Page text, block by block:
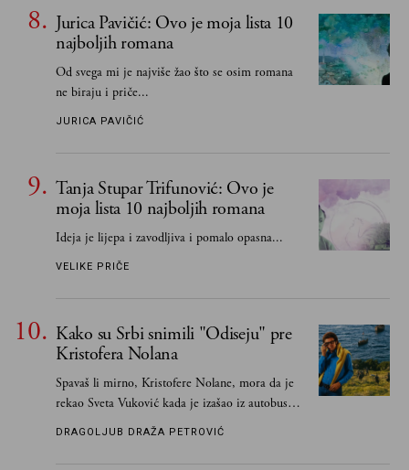
Jurica Pavičić: Ovo je moja lista 10
najboljih romana
Od svega mi je najviše žao što se osim romana
ne biraju i priče...
JURICA PAVIČIĆ
Tanja Stupar Trifunović: Ovo je
moja lista 10 najboljih romana
Ideja je lijepa i zavodljiva i pomalo opasna...
VELIKE PRIČE
Kako su Srbi snimili "Odiseju" pre
Kristofera Nolana
Spavaš li mirno, Kristofere Nolane, mora da je
rekao Sveta Vuković kada je izašao iz autobusa i
čim je stigao kući pozvao Vojkana
DRAGOLJUB DRAŽA PETROVIĆ